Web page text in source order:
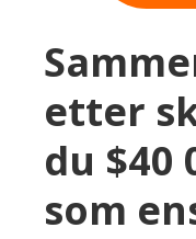
etter
du $40
som